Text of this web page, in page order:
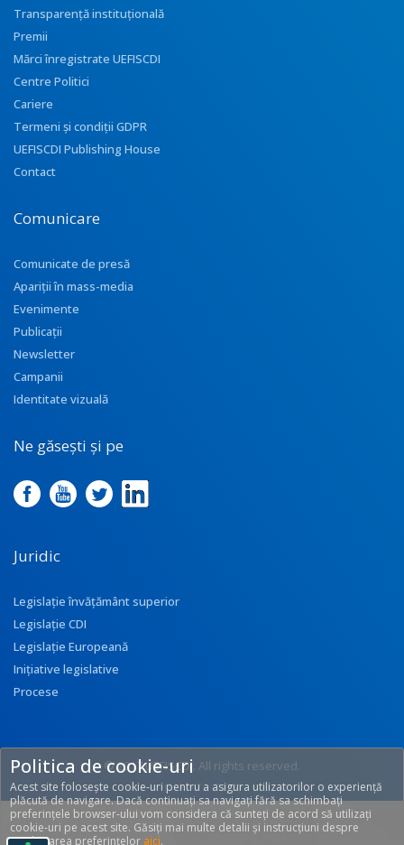
Transparenţă instituţională
Premii
Mărci înregistrate UEFISCDI
Centre Politici
Cariere
Termeni și condiții GDPR
UEFISCDI Publishing House
Contact
Comunicare
Comunicate de presă
Apariţii în mass-media
Evenimente
Publicații
Newsletter
Campanii
Identitate vizuală
Ne găsești și pe
Juridic
Legislație învățământ superior
Legislație CDI
Legislație Europeană
Inițiative legislative
Procese
© 2017 UEFISCDI. All rights reserved.
[T: 0.2472, O: 92]
Politica de cookie-uri
Acest site folosește cookie-uri pentru a asigura utilizatorilor o experiență
plăcută de navigare. Dacă continuați sa navigați fără sa schimbați
preferințele browser-ului vom considera că sunteți de acord să utilizați
cookie-uri pe acest site. Găsiți mai multe detalii și instrucțiuni despre
modificarea preferințelor aici.